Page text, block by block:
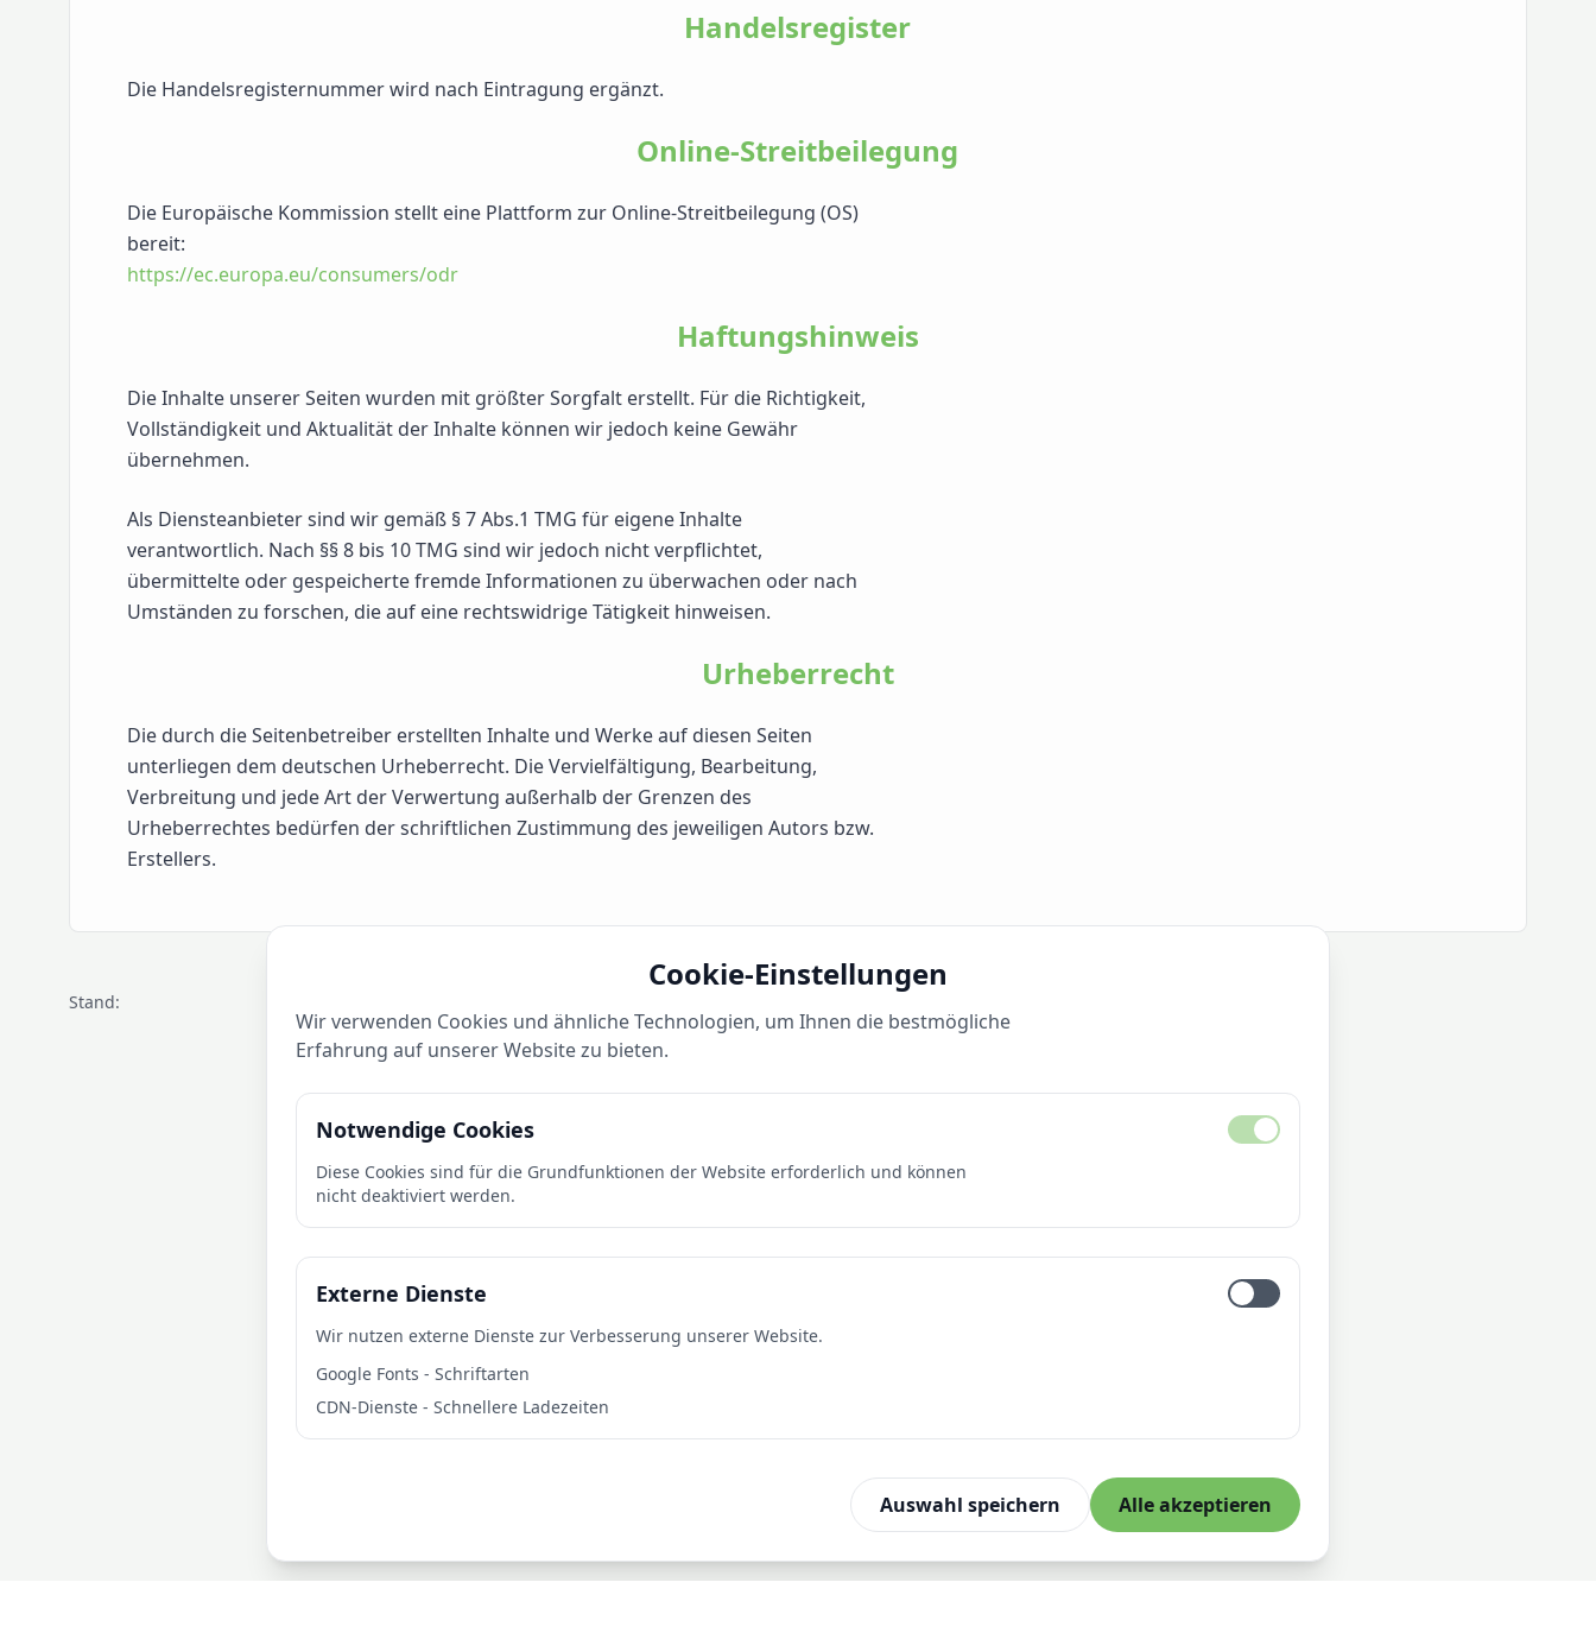
Handelsregister
Die Handelsregisternummer wird nach Eintragung ergänzt.
Online-Streitbeilegung
Die Europäische Kommission stellt eine Plattform zur Online-Streitbeilegung (OS)
bereit:
https://ec.europa.eu/consumers/odr
Haftungshinweis
Die Inhalte unserer Seiten wurden mit größter Sorgfalt erstellt. Für die Richtigkeit,
Vollständigkeit und Aktualität der Inhalte können wir jedoch keine Gewähr
übernehmen.
Als Diensteanbieter sind wir gemäß § 7 Abs.1 TMG für eigene Inhalte
verantwortlich. Nach §§ 8 bis 10 TMG sind wir jedoch nicht verpflichtet,
übermittelte oder gespeicherte fremde Informationen zu überwachen oder nach
Umständen zu forschen, die auf eine rechtswidrige Tätigkeit hinweisen.
Urheberrecht
Die durch die Seitenbetreiber erstellten Inhalte und Werke auf diesen Seiten
unterliegen dem deutschen Urheberrecht. Die Vervielfältigung, Bearbeitung,
Verbreitung und jede Art der Verwertung außerhalb der Grenzen des
Urheberrechtes bedürfen der schriftlichen Zustimmung des jeweiligen Autors bzw.
Erstellers.
Stand:
Cookie-Einstellungen
Wir verwenden Cookies und ähnliche Technologien, um Ihnen die bestmögliche
Erfahrung auf unserer Website zu bieten.
Notwendige Cookies
Diese Cookies sind für die Grundfunktionen der Website erforderlich und können
nicht deaktiviert werden.
Externe Dienste
Wir nutzen externe Dienste zur Verbesserung unserer Website.
Google Fonts - Schriftarten
CDN-Dienste - Schnellere Ladezeiten
Auswahl speichern Alle akzeptieren